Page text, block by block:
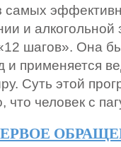
самых
и
шагов». Она
и применяется
Суть этой
что человек с